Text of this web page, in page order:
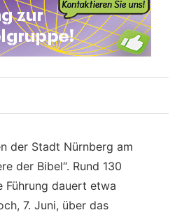
der Stadt Nürnberg am
der Bibel“. Rund 130
Führung dauert etwa
7. Juni, über das